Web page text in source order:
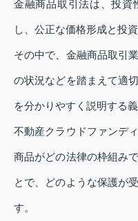
金融商品取引法は、投資
し、公正な価格形成と投
その中で、金融商品取引
の状況などを踏まえて適
を分かりやすく説明する
不動産クラウドファンデ
商品がどの法律の枠組み
とで、どのような保護が
す。